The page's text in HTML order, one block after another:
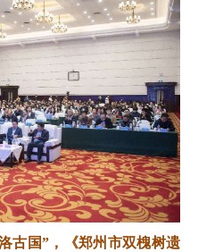
古国”，《郑州市双槐树遗